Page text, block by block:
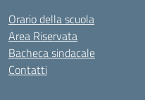
Orario della scuola
Area Riservata
Bacheca sindacale
Contatti